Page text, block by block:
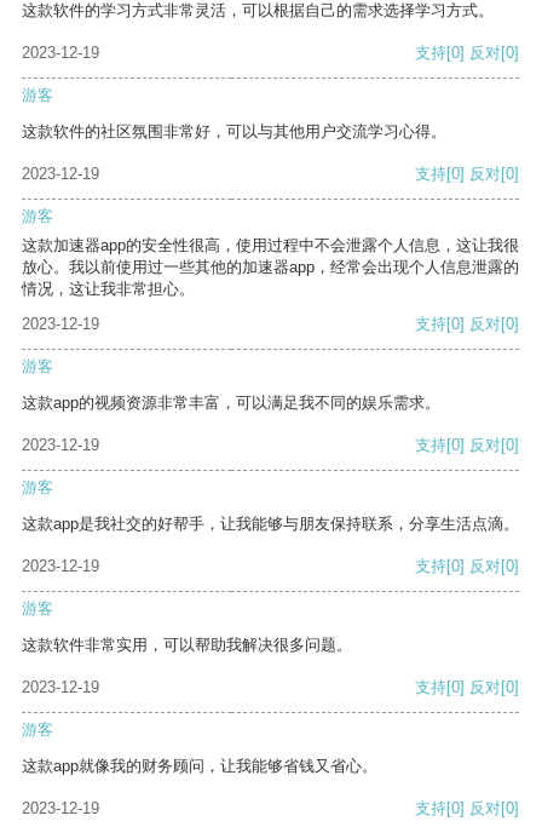
这款软件的学习方式非常灵活，可以根据自己的需求选择学习方式。
2023-12-19 支持[0] 反对[0]
游客
这款软件的社区氛围非常好，可以与其他用户交流学习心得。
2023-12-19 支持[0] 反对[0]
游客
这款加速器app的安全性很高，使用过程中不会泄露个人信息，这让我很
放心。我以前使用过一些其他的加速器app，经常会出现个人信息泄露的
情况，这让我非常担心。
2023-12-19
支持[0] 反对[0]
游客
这款app的视频资源非常丰富，可以满足我不同的娱乐需求。
2023-12-19 支持[0] 反对[0]
游客
这款app是我社交的好帮手，让我能够与朋友保持联系，分享生活点滴。
2023-12-19 支持[0] 反对[0]
游客
这款软件非常实用，可以帮助我解决很多问题。
2023-12-19 支持[0] 反对[0]
游客
这款app就像我的财务顾问，让我能够省钱又省心。
2023-12-19 支持[0] 反对[0]